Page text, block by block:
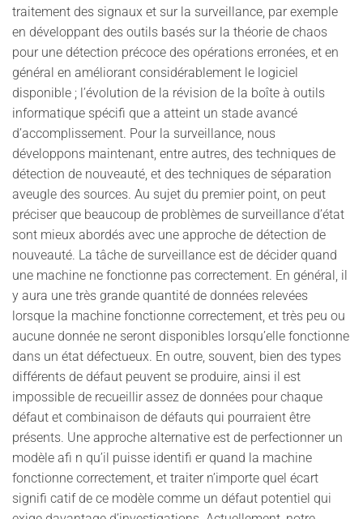
traitement des signaux et sur la surveillance, par exemple
en développant des outils basés sur la théorie de chaos
pour une détection précoce des opérations erronées, et en
général en améliorant considérablement le logiciel
disponible ; l’évolution de la révision de la boîte à outils
informatique spécifi que a atteint un stade avancé
d’accomplissement. Pour la surveillance, nous
développons maintenant, entre autres, des techniques de
détection de nouveauté, et des techniques de séparation
aveugle des sources. Au sujet du premier point, on peut
préciser que beaucoup de problèmes de surveillance d’état
sont mieux abordés avec une approche de détection de
nouveauté. La tâche de surveillance est de décider quand
une machine ne fonctionne pas correctement. En général, il
y aura une très grande quantité de données relevées
lorsque la machine fonctionne correctement, et très peu ou
aucune donnée ne seront disponibles lorsqu’elle fonctionne
dans un état défectueux. En outre, souvent, bien des types
différents de défaut peuvent se produire, ainsi il est
impossible de recueillir assez de données pour chaque
défaut et combinaison de défauts qui pourraient être
présents. Une approche alternative est de perfectionner un
modèle afi n qu’il puisse identifi er quand la machine
fonctionne correctement, et traiter n’importe quel écart
signifi catif de ce modèle comme un défaut potentiel qui